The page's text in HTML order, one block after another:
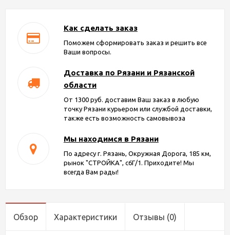
Как сделать заказ
Поможем сформировать заказ и решить все
Ваши вопросы.
Доставка по Рязани и Рязанской
области
От 1300 руб. доставим Ваш заказ в любую
точку Рязани курьером или службой доставки,
также есть возможность самовывоза
Мы находимся в Рязани
По адресу г. Рязань, Окружная Дорога, 185 км,
рынок "СТРОЙКА", с6Г/1. Приходите! Мы
всегда Вам рады!
Обзор Характеристики Отзывы (0)